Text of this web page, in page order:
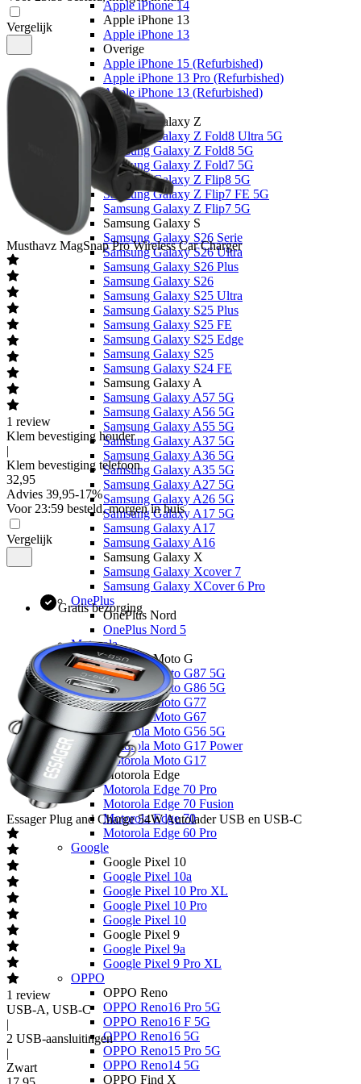
Apple iPhone 14
Apple iPhone 13
Apple iPhone 13
Overige
Apple iPhone 15 (Refurbished)
Apple iPhone 13 Pro (Refurbished)
Apple iPhone 13 (Refurbished)
Samsung
Samsung Galaxy Z
Samsung Galaxy Z Fold8 Ultra 5G
Samsung Galaxy Z Fold8 5G
Samsung Galaxy Z Fold7 5G
Samsung Galaxy Z Flip8 5G
Samsung Galaxy Z Flip7 FE 5G
Samsung Galaxy Z Flip7 5G
Samsung Galaxy S
Samsung Galaxy S26 Serie
Samsung Galaxy S26 Ultra
Samsung Galaxy S26 Plus
Samsung Galaxy S26
Samsung Galaxy S25 Ultra
Samsung Galaxy S25 Plus
Samsung Galaxy S25 FE
Samsung Galaxy S25 Edge
Samsung Galaxy S25
Samsung Galaxy S24 FE
Samsung Galaxy A
Samsung Galaxy A57 5G
Samsung Galaxy A56 5G
Samsung Galaxy A55 5G
Samsung Galaxy A37 5G
Samsung Galaxy A36 5G
Samsung Galaxy A35 5G
Samsung Galaxy A27 5G
Samsung Galaxy A26 5G
Samsung Galaxy A17 5G
Samsung Galaxy A17
Samsung Galaxy A16
Samsung Galaxy X
Samsung Galaxy Xcover 7
Samsung Galaxy XCover 6 Pro
OnePlus
OnePlus Nord
OnePlus Nord 5
Motorola
Motorola Moto G
Motorola Moto G87 5G
Motorola Moto G86 5G
Motorola Moto G77
Motorola Moto G67
Motorola Moto G56 5G
Motorola Moto G17 Power
Motorola Moto G17
Motorola Edge
Motorola Edge 70 Pro
Motorola Edge 70 Fusion
Motorola Edge 70
Motorola Edge 60 Pro
Google
Google Pixel 10
Google Pixel 10a
Google Pixel 10 Pro XL
Google Pixel 10 Pro
Google Pixel 10
Google Pixel 9
Google Pixel 9a
Google Pixel 9 Pro XL
OPPO
OPPO Reno
OPPO Reno16 Pro 5G
OPPO Reno16 F 5G
OPPO Reno16 5G
OPPO Reno15 Pro 5G
OPPO Reno14 5G
OPPO Find X
Vergelijk
Musthavz MagSnap Pro Wireless Car Charger
1 review
Klem bevestiging houder
|
Klem bevestiging telefoon
32,95
Advies 39,95-17%
Voor 23:59 besteld, morgen in huis
Vergelijk
Gratis bezorging
Essager Plug and Charge 54W Autolader USB en USB-C
1 review
USB-A, USB-C
|
2 USB-aansluitingen
|
Zwart